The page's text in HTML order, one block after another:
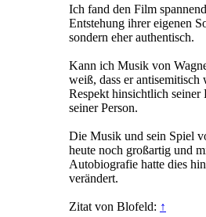
Ich fand den Film
Entstehung ihrer eigenen
sondern eher authentisch.
Kann ich Musik von
weiß, dass er antisemitisch
Respekt hinsichtlich seiner
seiner Person.
Die Musik und sein Spiel
heute noch großartig und
Autobiografie hatte dies
verändert.
Zitat von Blofeld: ↑